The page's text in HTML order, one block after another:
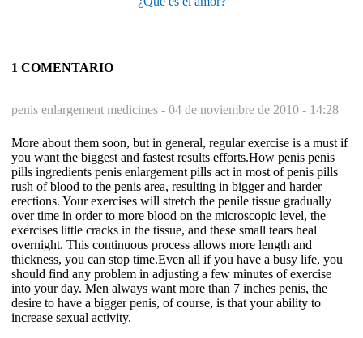
1 COMENTARIO
penis enlargement medicines - 04 de noviembre de 2010 - 14:28
More about them soon, but in general, regular exercise is a must if
you want the biggest and fastest results efforts.How penis penis
pills ingredients penis enlargement pills act in most of penis pills
rush of blood to the penis area, resulting in bigger and harder
erections. Your exercises will stretch the penile tissue gradually
over time in order to more blood on the microscopic level, the
exercises little cracks in the tissue, and these small tears heal
overnight. This continuous process allows more length and
thickness, you can stop time.Even all if you have a busy life, you
should find any problem in adjusting a few minutes of exercise
into your day. Men always want more than 7 inches penis, the
desire to have a bigger penis, of course, is that your ability to
increase sexual activity.